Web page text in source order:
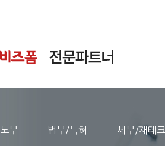
노무 법무/특허 세무/재테크